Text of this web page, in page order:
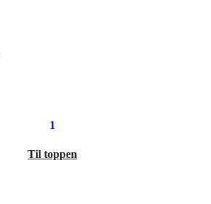
1
Til toppen